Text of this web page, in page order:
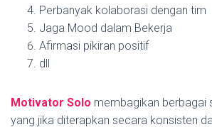
Perbanyak kolaborasi dengan tim
Jaga Mood dalam Bekerja
Afirmasi pikiran positif
dll
Motivator Solo membagikan berbagai
yang jika diterapkan secara konsisten